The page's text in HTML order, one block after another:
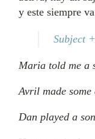
y este siempre
Subject
Maria told me a
Avril made some
Dan played a